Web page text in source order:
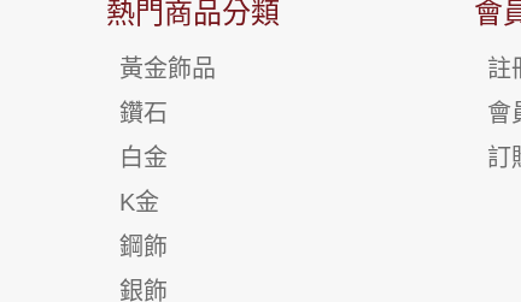
熱門商品分類
黃金飾品
鑽石
白金
K金
鋼飾
銀飾
會
註
會
訂